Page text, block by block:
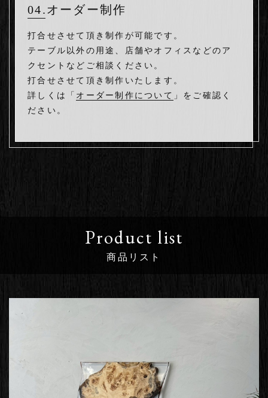
04.オーダー制作
打合せさせて頂き制作が可能です。
テーブル以外の用途、店舗やオフィスなどのア
クセントなどご相談ください。
打合せさせて頂き制作いたします。
詳しくは「 オーダー制作について 」をご確認く
ださい。
Product list
商品リスト